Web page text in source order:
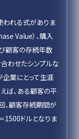
われる式がありま
Value）、購入
顧客の存続年数
わせたシンプルな
企業にとって生涯
ば、ある顧客の平
、顧客存続期間が
ドルとなりま